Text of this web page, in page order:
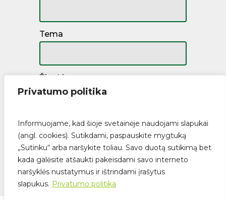
Privatumo politika
Informuojame, kad šioje svetainėje naudojami slapukai
(angl. cookies). Sutikdami, paspauskite mygtuką
„Sutinku“ arba naršykite toliau. Savo duotą sutikimą bet
kada galėsite atšaukti pakeisdami savo interneto
naršyklės nustatymus ir ištrindami įrašytus
slapukus. Privatumo politika
Suma:
Tema
Žinutė